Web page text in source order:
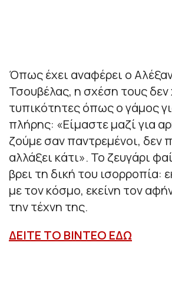
Όπως έχει αναφέρει ο
Τσουβέλας, η σχέση τους δεν
τυπικότητες όπως ο γάμος
πλήρης: «Είμαστε μαζί για
ζούμε σαν παντρεμένοι, δεν
αλλάξει κάτι». Το ζευγάρι
βρει τη δική του ισορροπία:
με τον κόσμο, εκείνη τον
την τέχνη της.
ΔΕΙΤΕ ΤΟ ΒΙΝΤΕΟ ΕΔΩ